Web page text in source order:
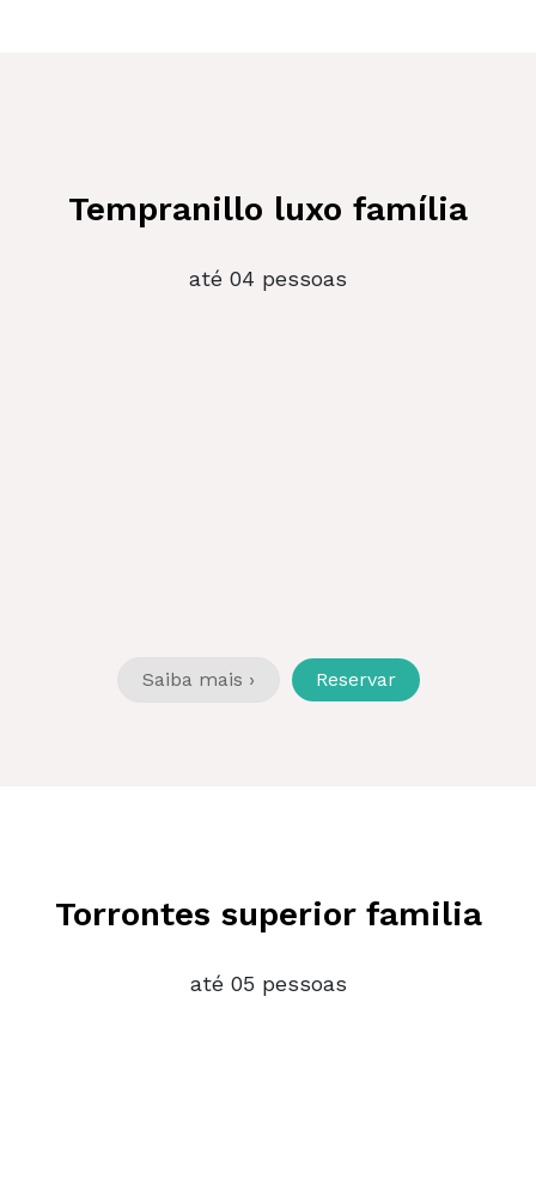
Tempranillo luxo família
até 04 pessoas
Saiba mais › Reservar
Torrontes superior familia
até 05 pessoas